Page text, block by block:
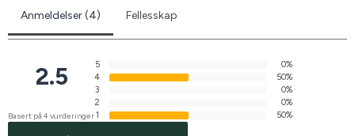
Anmeldelser (4) Fellesskap
2.5
Basert på 4 vurderinger
5
0%
4
50%
3
0%
2
0%
1
50%